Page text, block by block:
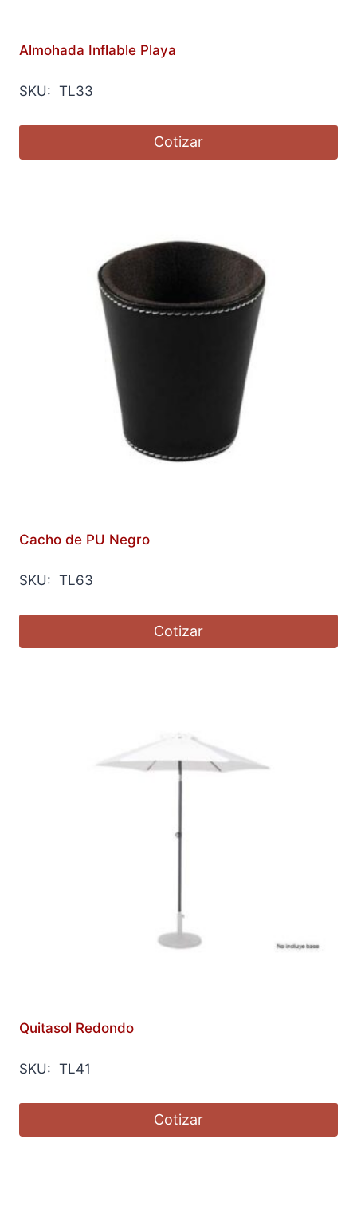
Almohada Inflable Playa
SKU: TL33
Cotizar
Cacho de PU Negro
SKU: TL63
Cotizar
Quitasol Redondo
SKU: TL41
Cotizar